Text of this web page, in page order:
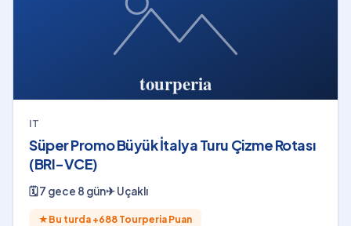
IT
Süper Promo Büyük İtalya Turu Çizme Rotası
(BRI-VCE)
🗓7 gece 8 gün✈Uçaklı
★ Bu turda +688 Tourperia Puan